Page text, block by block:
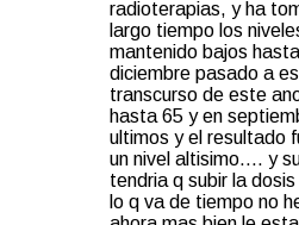
radioterapias, y ha
largo tiempo los
mantenido bajos
diciembre pasado a
transcurso de este
hasta 65 y en
ultimos y el resultado
un nivel altisimo.... y
tendria q subir la
lo q va de tiempo no